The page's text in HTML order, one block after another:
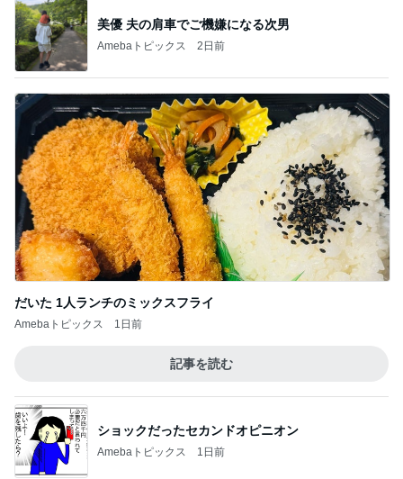
美優 夫の肩車でご機嫌になる次男
Amebaトピックス 2日前
だいた 1人ランチのミックスフライ
Amebaトピックス 1日前
記事を読む
ショックだったセカンドオピニオン
Amebaトピックス 1日前